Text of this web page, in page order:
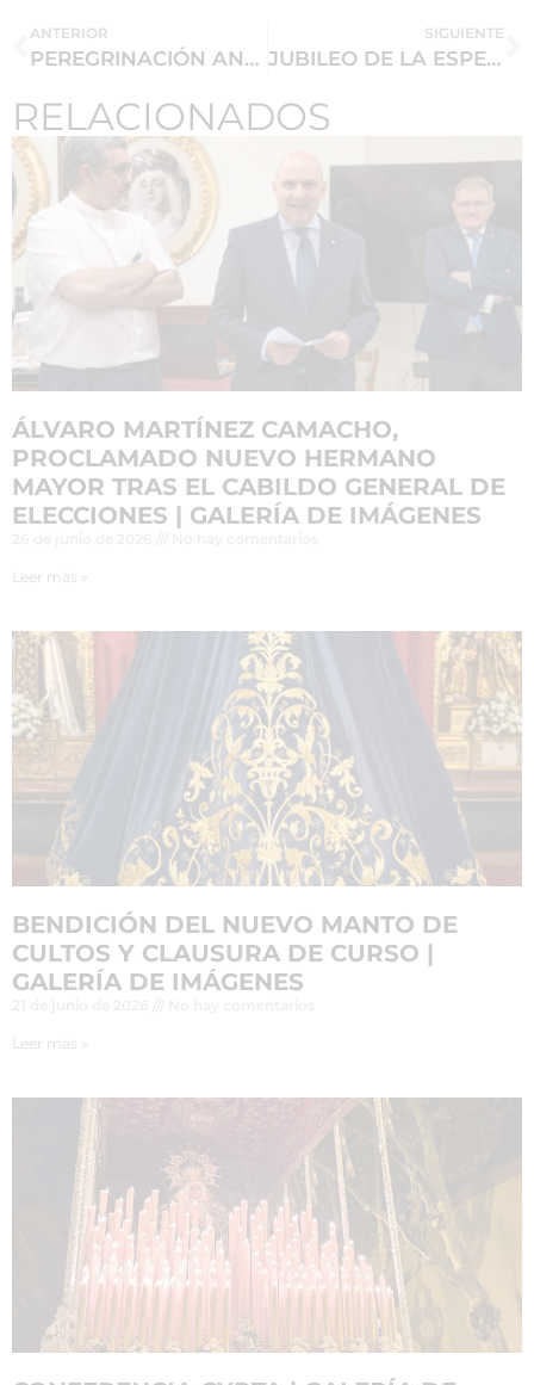
ANTERIOR
PEREGRINACIÓN ANTE NUESTRA SEÑORA DE LA ESPERANZA
SIGUIENTE
JUBILEO DE LA ESPERANZA | Galería de imágenes
RELACIONADOS
ÁLVARO MARTÍNEZ CAMACHO,
PROCLAMADO NUEVO HERMANO
MAYOR TRAS EL CABILDO GENERAL DE
ELECCIONES | GALERÍA DE IMÁGENES
Leer más »
BENDICIÓN DEL NUEVO MANTO DE
CULTOS Y CLAUSURA DE CURSO |
GALERÍA DE IMÁGENES
Leer más »